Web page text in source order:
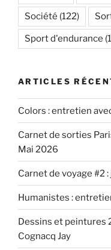
Société (122)
Sport d'endurance
ARTICLES
Colors : entretien
Carnet de sorties
Mai 2026
Carnet de voyage #2
Humanistes :
Dessins et peintures
Cognacq Jay